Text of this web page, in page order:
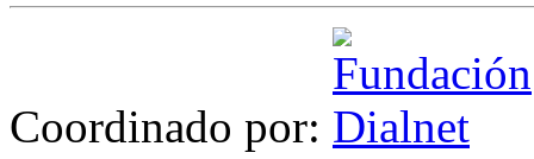
Coordinado por: